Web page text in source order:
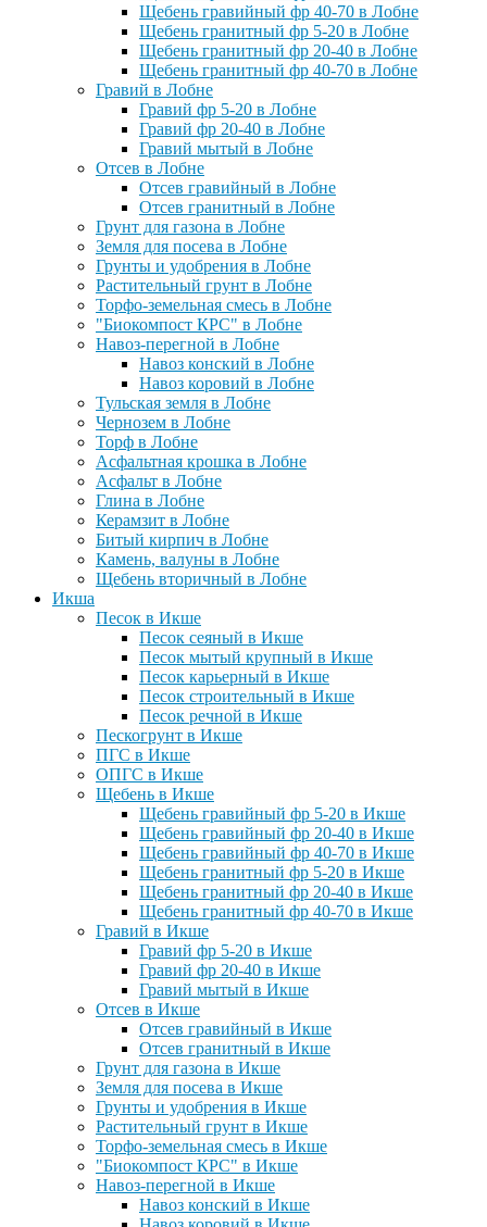
Щебень гравийный фр 40-70 в Лобне
Щебень гранитный фр 5-20 в Лобне
Щебень гранитный фр 20-40 в Лобне
Щебень гранитный фр 40-70 в Лобне
Гравий в Лобне
Гравий фр 5-20 в Лобне
Гравий фр 20-40 в Лобне
Гравий мытый в Лобне
Отсев в Лобне
Отсев гравийный в Лобне
Отсев гранитный в Лобне
Грунт для газона в Лобне
Земля для посева в Лобне
Грунты и удобрения в Лобне
Растительный грунт в Лобне
Торфо-земельная смесь в Лобне
"Биокомпост КРС" в Лобне
Навоз-перегной в Лобне
Навоз конский в Лобне
Навоз коровий в Лобне
Тульская земля в Лобне
Чернозем в Лобне
Торф в Лобне
Асфальтная крошка в Лобне
Асфальт в Лобне
Глина в Лобне
Керамзит в Лобне
Битый кирпич в Лобне
Камень, валуны в Лобне
Щебень вторичный в Лобне
Икша
Песок в Икше
Песок сеяный в Икше
Песок мытый крупный в Икше
Песок карьерный в Икше
Песок строительный в Икше
Песок речной в Икше
Пескогрунт в Икше
ПГС в Икше
ОПГС в Икше
Щебень в Икше
Щебень гравийный фр 5-20 в Икше
Щебень гравийный фр 20-40 в Икше
Щебень гравийный фр 40-70 в Икше
Щебень гранитный фр 5-20 в Икше
Щебень гранитный фр 20-40 в Икше
Щебень гранитный фр 40-70 в Икше
Гравий в Икше
Гравий фр 5-20 в Икше
Гравий фр 20-40 в Икше
Гравий мытый в Икше
Отсев в Икше
Отсев гравийный в Икше
Отсев гранитный в Икше
Грунт для газона в Икше
Земля для посева в Икше
Грунты и удобрения в Икше
Растительный грунт в Икше
Торфо-земельная смесь в Икше
"Биокомпост КРС" в Икше
Навоз-перегной в Икше
Навоз конский в Икше